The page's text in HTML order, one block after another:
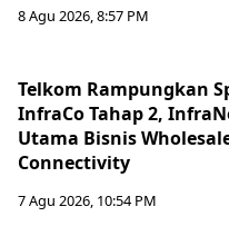
8 Agu 2026, 8:57 PM
Telkom Rampungkan
InfraCo Tahap 2,
Utama Bisnis
Connectivity
7 Agu 2026, 10:54 PM